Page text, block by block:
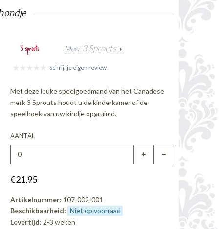
Meer 3 Sprouts
Schrijf je eigen review
Met deze leuke speelgoedmand van het Canadese
merk 3 Sprouts houdt u de kinderkamer of de
speelhoek van uw kindje opgruimd.
AANTAL
€21,95
Artikelnummer: 107-002-001
Beschikbaarheid: Niet op voorraad
Levertijd: 2-3 weken